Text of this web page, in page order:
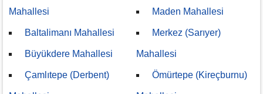
Mahallesi
Baltalimanı Mahallesi
Büyükdere Mahallesi
Çamlıtepe (Derbent)
Maden Mahallesi
Merkez (Sarıyer)
Mahallesi
Ömürtepe (Kireçburnu)